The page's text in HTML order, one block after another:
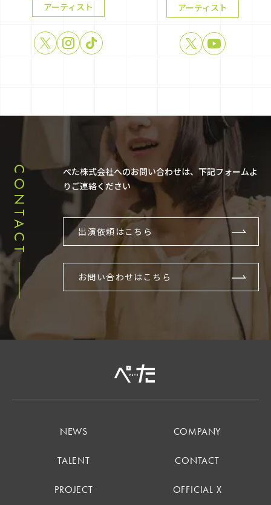
アーティスト アーティスト
CONTACT
ぺた株式会社へのお問い合わせは、下記フォームよ
りご連絡ください
出演依頼はこちら
お問い合わせはこちら
NEWS
TALENT
PROJECT
COMPANY
CONTACT
OFFICIAL X